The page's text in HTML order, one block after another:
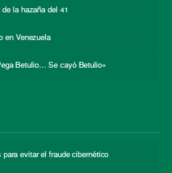
la hazaña del 41
en Venezuela
Betulio… Se cayó Betulio»
para evitar el fraude cibernético